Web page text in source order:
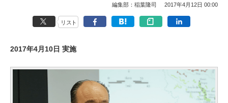
編集部：稲葉隆司 2017年4月12日 00:00
リスト
2017年4月10日 実施